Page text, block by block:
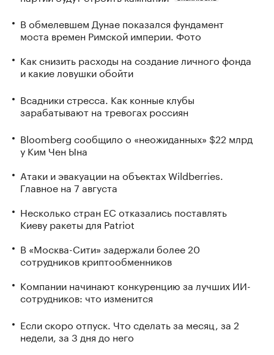
В обмелевшем Дунае показался фундамент
моста времен Римской империи. Фото
Как снизить расходы на создание личного фонда
и какие ловушки обойти
Всадники стресса. Как конные клубы
зарабатывают на тревогах россиян
Bloomberg сообщило о «неожиданных» $22 млрд
у Ким Чен Ына
Атаки и эвакуации на объектах Wildberries.
Главное на 7 августа
Несколько стран ЕС отказались поставлять
Киеву ракеты для Patriot
В «Москва-Сити» задержали более 20
сотрудников криптообменников
Компании начинают конкуренцию за лучших ИИ-
сотрудников: что изменится
Если скоро отпуск. Что сделать за месяц, за 2
недели, за 3 дня до него